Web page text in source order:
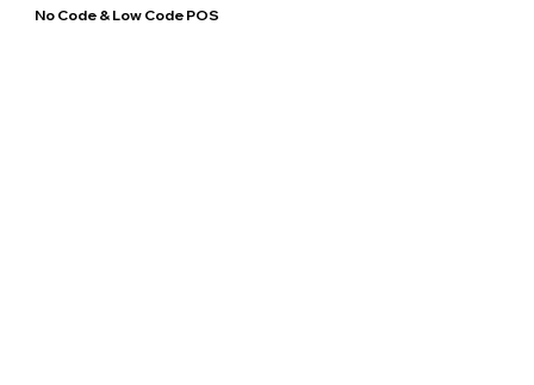
No Code & Low Code POS